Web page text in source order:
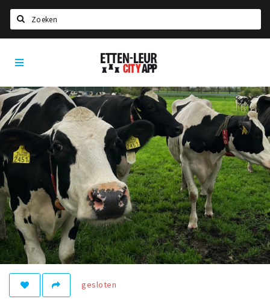
Home
Agenda
Deals
Party pics
Nieuws, interviews & blogs
Drinken
Slapen
Recreatief
Winkels
Winkelgebieden
Etten-
Leur
App
gesloten